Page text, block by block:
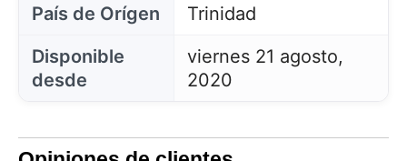
País de Orígen
Trinidad
Disponible
desde
viernes 21 agosto,
2020